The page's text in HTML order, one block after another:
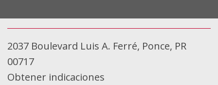
2037 Boulevard Luis A. Ferré, Ponce, PR
00717
Obtener indicaciones